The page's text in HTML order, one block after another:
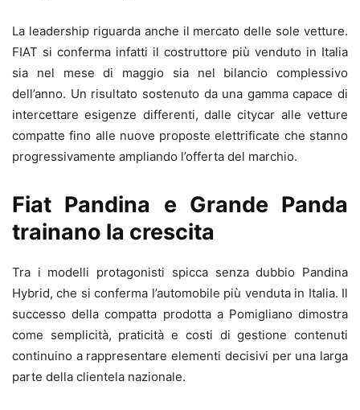
La leadership riguarda anche il mercato delle sole vetture.
FIAT si conferma infatti il costruttore più venduto in Italia
sia nel mese di maggio sia nel bilancio complessivo
dell’anno. Un risultato sostenuto da una gamma capace di
intercettare esigenze differenti, dalle citycar alle vetture
compatte fino alle nuove proposte elettrificate che stanno
progressivamente ampliando l’offerta del marchio.
Fiat Pandina e Grande Panda
trainano la crescita
Tra i modelli protagonisti spicca senza dubbio Pandina
Hybrid, che si conferma l’automobile più venduta in Italia. Il
successo della compatta prodotta a Pomigliano dimostra
come semplicità, praticità e costi di gestione contenuti
continuino a rappresentare elementi decisivi per una larga
parte della clientela nazionale.